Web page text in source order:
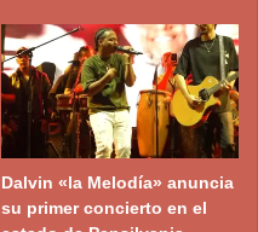
Dalvin «la Melodía» anuncia
su primer concierto en el